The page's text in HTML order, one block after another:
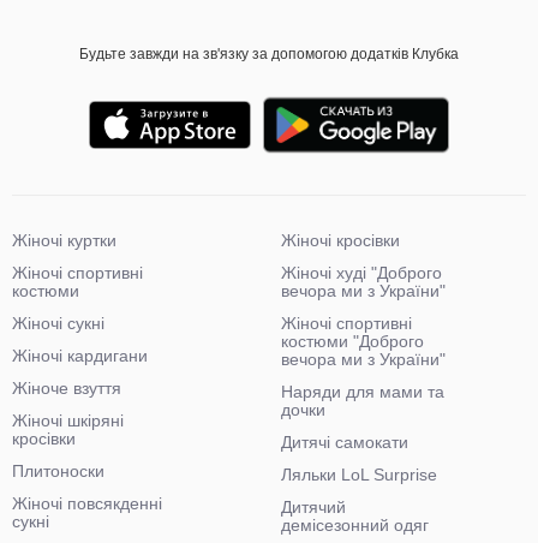
Будьте завжди на зв'язку за допомогою додатків Клубка
Жіночі куртки
Жіночі спортивні
костюми
Жіночі сукні
Жіночі кардигани
Жіноче взуття
Жіночі шкіряні
кросівки
Плитоноски
Жіночі повсякденні
сукні
Жіночі кросівки
Жіночі худі "Доброго
вечора ми з України"
Жіночі спортивні
костюми "Доброго
вечора ми з України"
Наряди для мами та
дочки
Дитячі самокати
Ляльки LoL Surprise
Дитячий
демісезонний одяг